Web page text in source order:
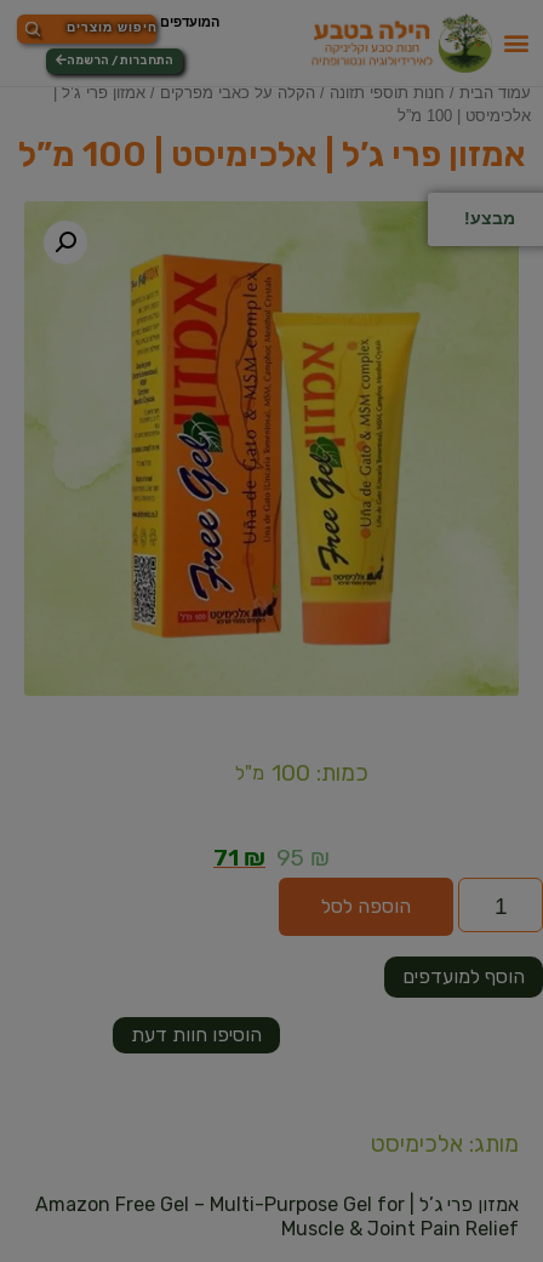
התחברות / הרשמה
עמוד הבית / חנות תוספי תזונה / הקלה על כאבי מפרקים / אמזון פרי ג’ל |
אלכימיסט | 100 מ”ל
אמזון פרי ג’ל | אלכימיסט | 100 מ”ל
מבצע!
כמות: 100 מ"ל
95 ₪
71 ₪
הוספה לסל
הוסיפו חוות דעת
הוסף למועדפים
מותג: אלכימיסט
אמזון פרי ג’ל | Amazon Free Gel – Multi-Purpose Gel for
Muscle & Joint Pain Relief